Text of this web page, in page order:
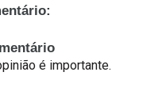
é importante.